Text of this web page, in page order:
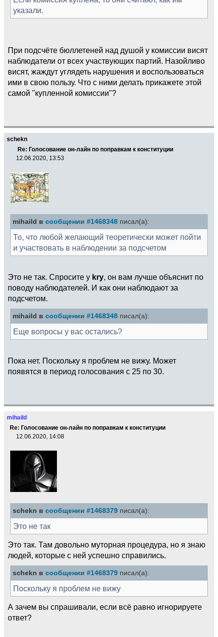
указали.
При подсчёте бюллетеней над душой у комиссии висят
наблюдатели от всех участвующих партий. Назойливо
висят, жаждут углядеть нарушения и воспользоваться
ими в свою пользу. Что с ними делать прикажете этой
самой "купленной комиссии"?
schekn
Re: Голосование он-лайн по поправкам к конституции
12.06.2020, 13:53
mihaild в сообщении #1468348 писал(а):
То, что любой желающий теоретически может пойти
и участвовать в наблюдении за подсчетом
Это не так. Спросите у kry, он вам лучше объяснит по
поводу наблюдателей. И как они наблюдают за
подсчетом.
mihaild в сообщении #1468348 писал(а):
Еще вопросы у вас остались?
Пока нет. Поскольку я проблем не вижу. Может
появятся в период голосования с 25 по 30.
mihaild
Re: Голосование он-лайн по поправкам к конституции
12.06.2020, 14:08
schekn в сообщении #1468379 писал(а):
Это не так
Это так. Там довольно муторная процедура, но я знаю
людей, которые с ней успешно справились.
schekn в сообщении #1468379 писал(а):
Поскольку я проблем не вижу
А зачем вы спрашивали, если всё равно игнорируете
ответ?